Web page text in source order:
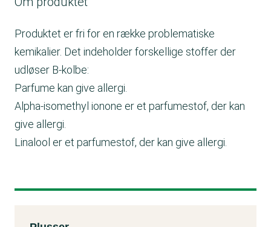
Produktet er fri for en række problematiske
kemikalier. Det indeholder forskellige stoffer der
udløser B-kolbe:
Parfume kan give allergi.
Alpha-isomethyl ionone er et parfumestof, der kan
give allergi.
Linalool er et parfumestof, der kan give allergi.